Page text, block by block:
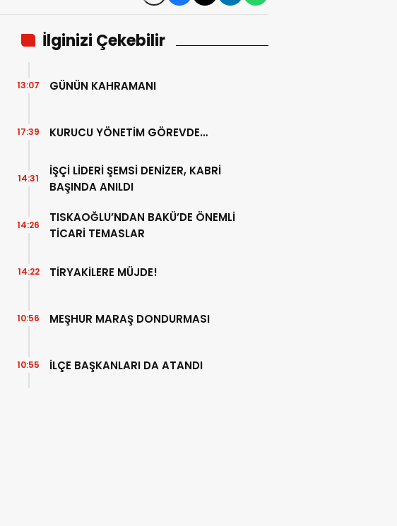
İlginizi Çekebilir
GÜNÜN KAHRAMANI
13:07
KURUCU YÖNETİM GÖREVDE…
17:39
İŞÇİ LİDERİ ŞEMSİ DENİZER, KABRİ
BAŞINDA ANILDI
14:31
TISKAOĞLU’NDAN BAKÜ’DE ÖNEMLİ
TİCARİ TEMASLAR
14:26
TİRYAKİLERE MÜJDE!
14:22
MEŞHUR MARAŞ DONDURMASI
10:56
İLÇE BAŞKANLARI DA ATANDI
10:55